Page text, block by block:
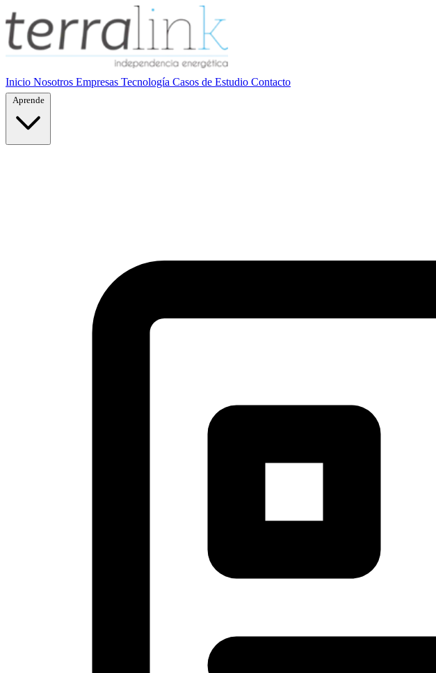
Inicio Nosotros Empresas Tecnología Casos de Estudio Contacto
Aprende